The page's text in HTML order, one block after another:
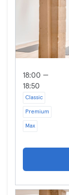
18:00 —
18:50
Classic
Premium
Max